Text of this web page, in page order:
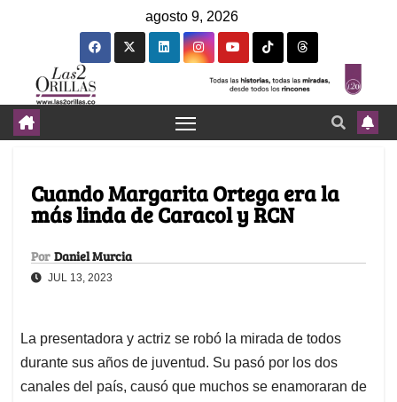
agosto 9, 2026
Cuando Margarita Ortega era la
más linda de Caracol y RCN
Por Daniel Murcia
JUL 13, 2023
La presentadora y actriz se robó la mirada de todos
durante sus años de juventud. Su pasó por los dos
canales del país, causó que muchos se enamoraran de